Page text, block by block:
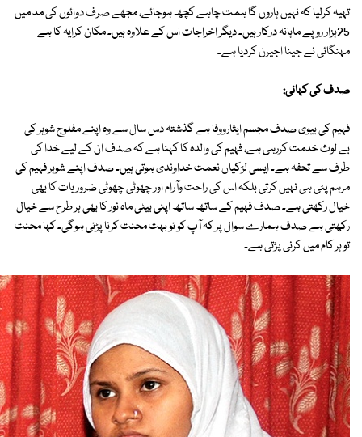
تہیہ کرلیا کہ نہیں ہاروں گا ہمت چاہے کچھ ہوجائے، مجھے صرف دوائوں کی مد میں
25ہزار روپے ماہانہ درکار ہیں۔ دیگر اخراجات اس کے علاوہ ہیں۔ مکان کرایہ کا ہے
مہنگائی نے جینا اجیرن کردیا ہے۔
صدف کی کہانی:
فہیم کی بیوی صدف مجسم ایثارووفا ہے گذشتہ دس سال سے وہ اپنے مفلوج شوہر کی
بے لوث خدمت کررہی ہے، فہیم کی والدہ کا کہنا ہے کہ صدف ان کے لیے خدا کی
طرف سے تحفہ ہے۔ ایسی لڑکیاں نعمت خداوندی ہوتی ہیں۔ صدف اپنے شوہر فہیم کی
مرہم پٹی ہی نہیں کرتی بلکہ اس کی راحت وآرام اور چھوٹی چھوٹی ضروریات کا بھی
خیال رکھتی ہے۔ صدف فہیم کے ساتھ ساتھ اپنی بیٹی ماہ نور کا بھی ہر طرح سے خیال
رکھتی ہے صدف ہمارے سوال پر کہ آپ کو تو بہت محنت کرنا پڑتی ہوگی۔ کہا محنت
تو ہر کام میں کرنی پڑتی ہے۔